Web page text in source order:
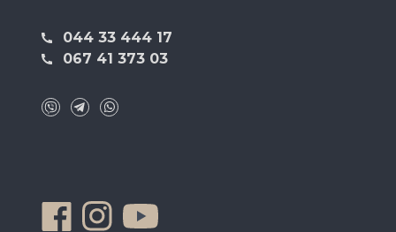
044 33 444 17
067 41 373 03